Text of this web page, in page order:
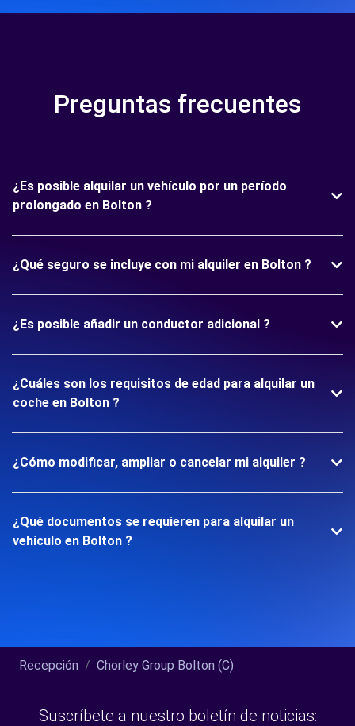
Preguntas frecuentes
¿Es posible alquilar un vehículo por un período
prolongado en Bolton ?
¿Qué seguro se incluye con mi alquiler en Bolton ?
¿Es posible añadir un conductor adicional ?
¿Cuáles son los requisitos de edad para alquilar un
coche en Bolton ?
¿Cómo modificar, ampliar o cancelar mi alquiler ?
¿Qué documentos se requieren para alquilar un
vehículo en Bolton ?
Recepción Chorley Group Bolton (C)
Suscríbete a nuestro boletín de noticias: